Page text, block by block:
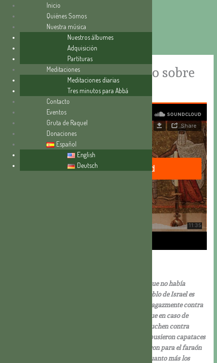
“La oscuridad y su influjo sobre
los hombres”
En aquellos días, surgió en Egipto un nuevo rey, que no había
conocido a José; y dijo a su pueblo: “Mirad, el pueblo de Israel es
más numeroso y fuerte que nosotros. Actuemos sagazmente contra
ellos para que no sigan multiplicándose, no sea que en caso de
guerra se alíen también con nuestros enemigos, luchen contra
nosotros y se marchen del país.” Entonces les impusieron capataces
para oprimirlos con duros trabajos; y así edificaron para el faraón
las ciudades de depósito: Pitom y Ramsés. Pero cuanto más los
Inicio
Quiénes Somos
Nuestra música
Nuestros álbumes
Adquisición
Partituras
Meditaciones
Meditaciones diarias
Tres minutos para Abbá
Contacto
Eventos
Gruta de Raquel
Donaciones
Español
English
Deutsch